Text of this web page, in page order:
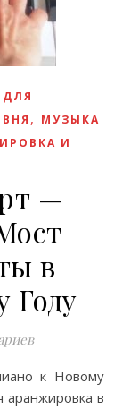
ДЛЯ
, МУЗЫКА
И
—
в
Году
аранжировка в